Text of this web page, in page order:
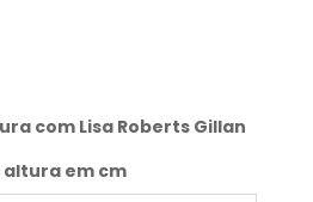
com Lisa Roberts Gillan
altura em cm